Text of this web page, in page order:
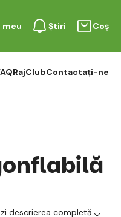
meu Știri Coș
RajClubContactați-ne
descrierea completă